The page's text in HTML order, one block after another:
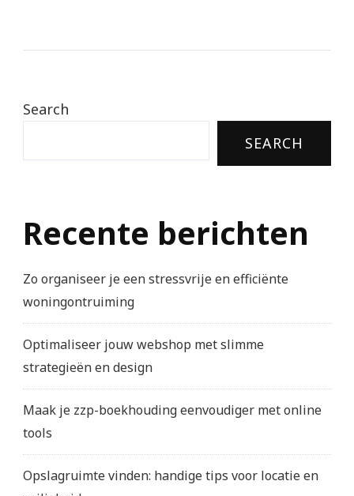
Search
SEARCH
Recente berichten
Zo organiseer je een stressvrije en efficiënte
woningontruiming
Optimaliseer jouw webshop met slimme
strategieën en design
Maak je zzp-boekhouding eenvoudiger met online
tools
Opslagruimte vinden: handige tips voor locatie en